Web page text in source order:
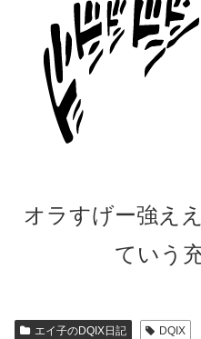
オラすげー強え
ていう
エイ子のDQIX日記 DQIX